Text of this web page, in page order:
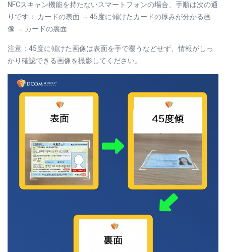
NFCスキャン機能を持たないスマートフォンの場合、手順は次の通
りです： カードの表面 → 45度に傾けたカードの厚みが分かる画
像 → カードの裏面
注意：45度に傾けた画像は表面を手で覆うなどせず、情報がしっ
かり確認できる画像を撮影してください。